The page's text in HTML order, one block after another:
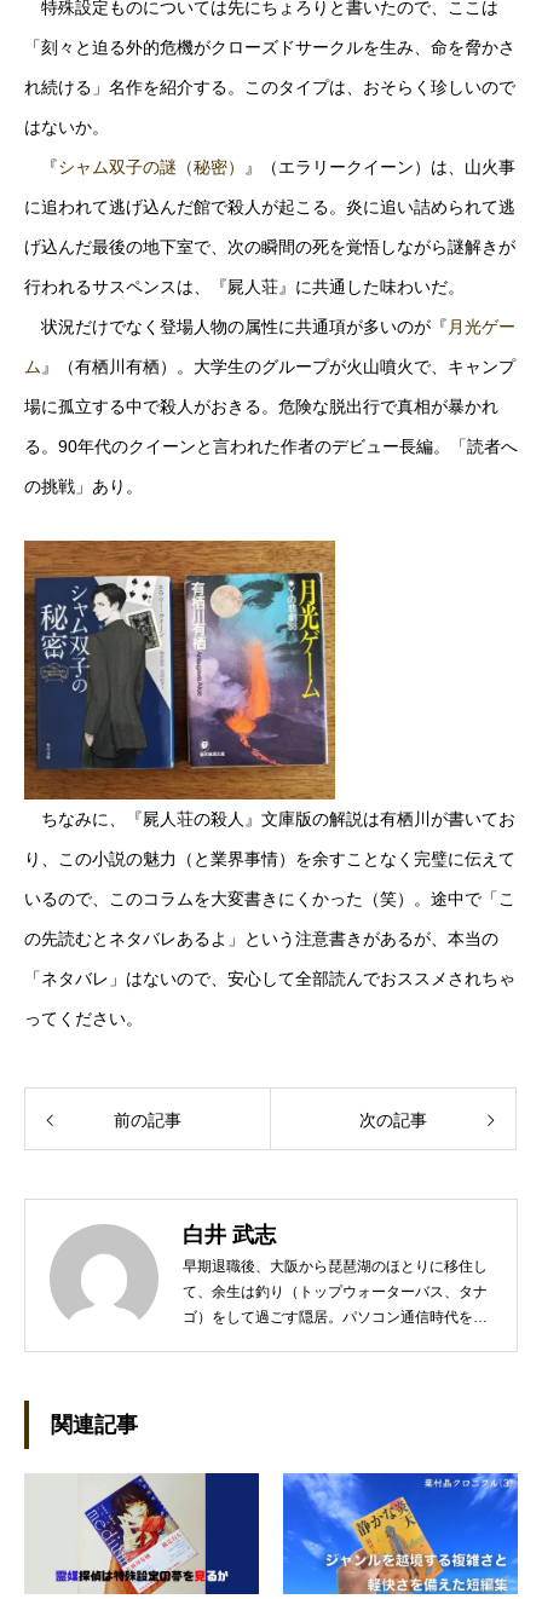
特殊設定ものについては先にちょろりと書いたので、ここは
「刻々と迫る外的危機がクローズドサークルを生み、命を脅かさ
れ続ける」名作を紹介する。このタイプは、おそらく珍しいので
はないか。
『シャム双子の謎（秘密） 』（エラリークイーン）は、山火事
に追われて逃げ込んだ館で殺人が起こる。炎に追い詰められて逃
げ込んだ最後の地下室で、次の瞬間の死を覚悟しながら謎解きが
行われるサスペンスは、『屍人荘』に共通した味わいだ。
状況だけでなく登場人物の属性に共通項が多いのが『 月光ゲー
ム 』（有栖川有栖）。大学生のグループが火山噴火で、キャンプ
場に孤立する中で殺人がおきる。危険な脱出行で真相が暴かれ
る。90年代のクイーンと言われた作者のデビュー長編。「読者へ
の挑戦」あり。
ちなみに、『屍人荘の殺人』文庫版の解説は有栖川が書いてお
り、この小説の魅力（と業界事情）を余すことなく完璧に伝えて
いるので、このコラムを大変書きにくかった（笑）。途中で「こ
の先読むとネタバレあるよ」という注意書きがあるが、本当の
「ネタバレ」はないので、安心して全部読んでおススメされちゃ
ってください。
前の記事 次の記事
白井 武志
早期退職後、大阪から琵琶湖のほとりに移住し
て、余生は釣り（トップウォーターバス、タナ
ゴ）をして過ごす隠居。パソコン通信時代を知
関連記事